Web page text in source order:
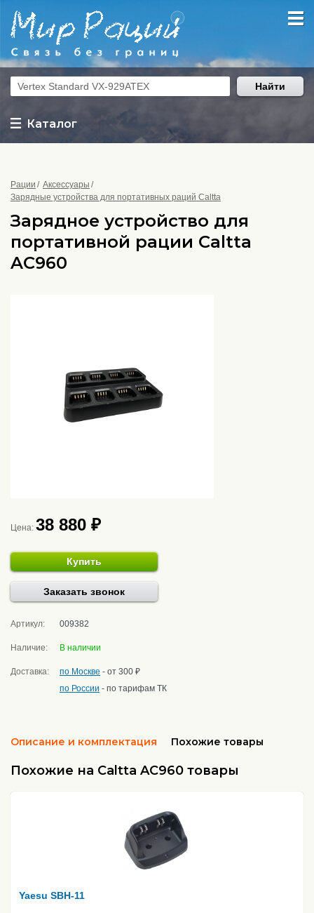
Каталог
Найти
Рации
Аксессуары
Зарядные устройства для портативных раций Caltta
Зарядное устройство для
портативной рации Caltta
AC960
Цена: 38 880 ₽
Купить
Заказать звонок
Артикул: 009382
Наличие: В наличии
Доставка: по Москве - от 300 ₽
по России - по тарифам ТК
Описание и комплектация Похожие товары
Похожие на Caltta AC960 товары
Yaesu SBH-11